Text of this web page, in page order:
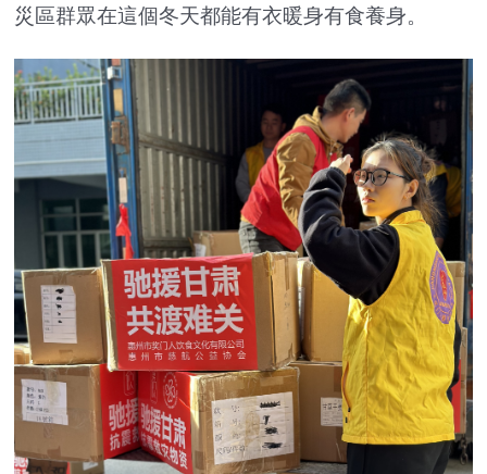
災區群眾在這個冬天都能有衣暖身有食養身。